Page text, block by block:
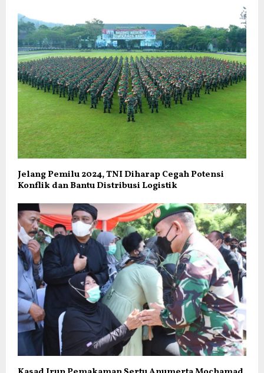
Jelang Pemilu 2024, TNI Diharap Cegah Potensi
Konflik dan Bantu Distribusi Logistik